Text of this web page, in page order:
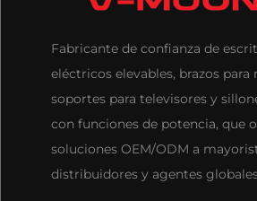
Fabricante de confianza de
eléctricos elevables, brazos para
soportes para televisores y
con funciones de potencia, que
soluciones OEM/ODM a
distribuidores y agentes